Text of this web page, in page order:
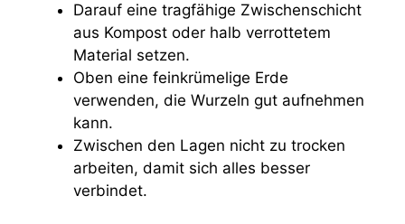
Darauf eine tragfähige Zwischenschicht
aus Kompost oder halb verrottetem
Material setzen.
Oben eine feinkrümelige Erde
verwenden, die Wurzeln gut aufnehmen
kann.
Zwischen den Lagen nicht zu trocken
arbeiten, damit sich alles besser
verbindet.